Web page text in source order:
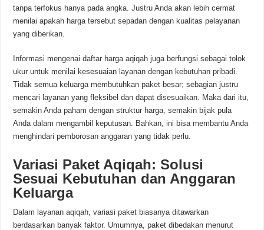
tanpa terfokus hanya pada angka. Justru Anda akan lebih cermat
menilai apakah harga tersebut sepadan dengan kualitas pelayanan
yang diberikan.
Informasi mengenai daftar harga aqiqah juga berfungsi sebagai tolok
ukur untuk menilai kesesuaian layanan dengan kebutuhan pribadi.
Tidak semua keluarga membutuhkan paket besar; sebagian justru
mencari layanan yang fleksibel dan dapat disesuaikan. Maka dari itu,
semakin Anda paham dengan struktur harga, semakin bijak pula
Anda dalam mengambil keputusan. Bahkan, ini bisa membantu Anda
menghindari pemborosan anggaran yang tidak perlu.
Variasi Paket Aqiqah: Solusi
Sesuai Kebutuhan dan Anggaran
Keluarga
Dalam layanan aqiqah, variasi paket biasanya ditawarkan
berdasarkan banyak faktor. Umumnya, paket dibedakan menurut